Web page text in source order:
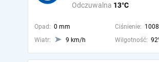
Odczuwalna 13°C
Opad: 0 mm Ciśnienie:
Wiatr:
9 km/h Wilgotność: